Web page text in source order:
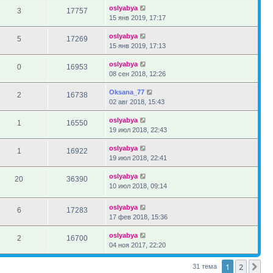
3 17757
oslyabya
15 янв 2019, 17:17
5 17269
oslyabya
15 янв 2019, 17:13
0 16953
oslyabya
08 сен 2018, 12:26
2 16738
Oksana_77
02 авг 2018, 15:43
1 16550
oslyabya
19 июл 2018, 22:43
1 16922
oslyabya
19 июл 2018, 22:41
20 36390
oslyabya
10 июл 2018, 09:14
6 17283
oslyabya
17 фев 2018, 15:36
2 16700
oslyabya
04 ноя 2017, 22:20
31 тема 1 2